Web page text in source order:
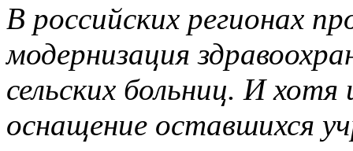
В российских регионах
модернизация
сельских больниц. И
оснащение оставшихся